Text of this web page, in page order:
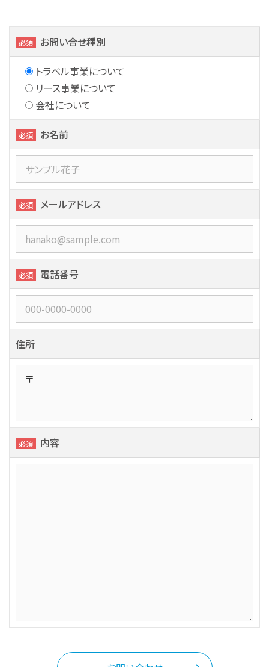
必須 お問い合せ種別
トラベル事業について
リース事業について
会社について
必須 お名前
必須 メールアドレス
必須 電話番号
住所
必須 内容